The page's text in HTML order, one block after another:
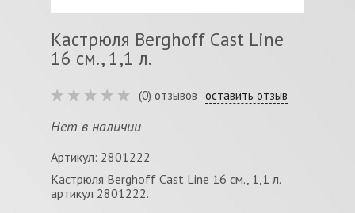
Кастрюля Berghoff Cast Line
16 см., 1,1 л.
(0) отзывов оставить отзыв
Нет в наличии
Артикул: 2801222
Кастрюля Berghoff Cast Line 16 см., 1,1 л.
артикул 2801222.